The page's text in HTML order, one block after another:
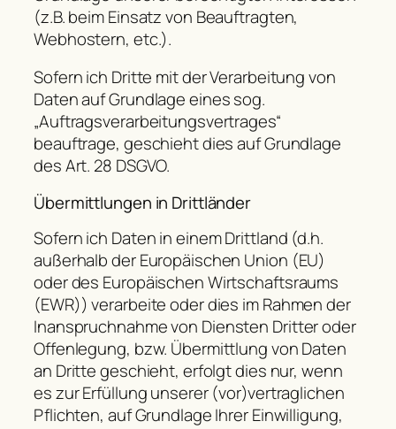
(z.B. beim Einsatz von Beauftragten,
Webhostern, etc.).
Sofern ich Dritte mit der Verarbeitung von
Daten auf Grundlage eines sog.
„Auftragsverarbeitungsvertrages“
beauftrage, geschieht dies auf Grundlage
des Art. 28 DSGVO.
Übermittlungen in Drittländer
Sofern ich Daten in einem Drittland (d.h.
außerhalb der Europäischen Union (EU)
oder des Europäischen Wirtschaftsraums
(EWR)) verarbeite oder dies im Rahmen der
Inanspruchnahme von Diensten Dritter oder
Offenlegung, bzw. Übermittlung von Daten
an Dritte geschieht, erfolgt dies nur, wenn
es zur Erfüllung unserer (vor)vertraglichen
Pflichten, auf Grundlage Ihrer Einwilligung,